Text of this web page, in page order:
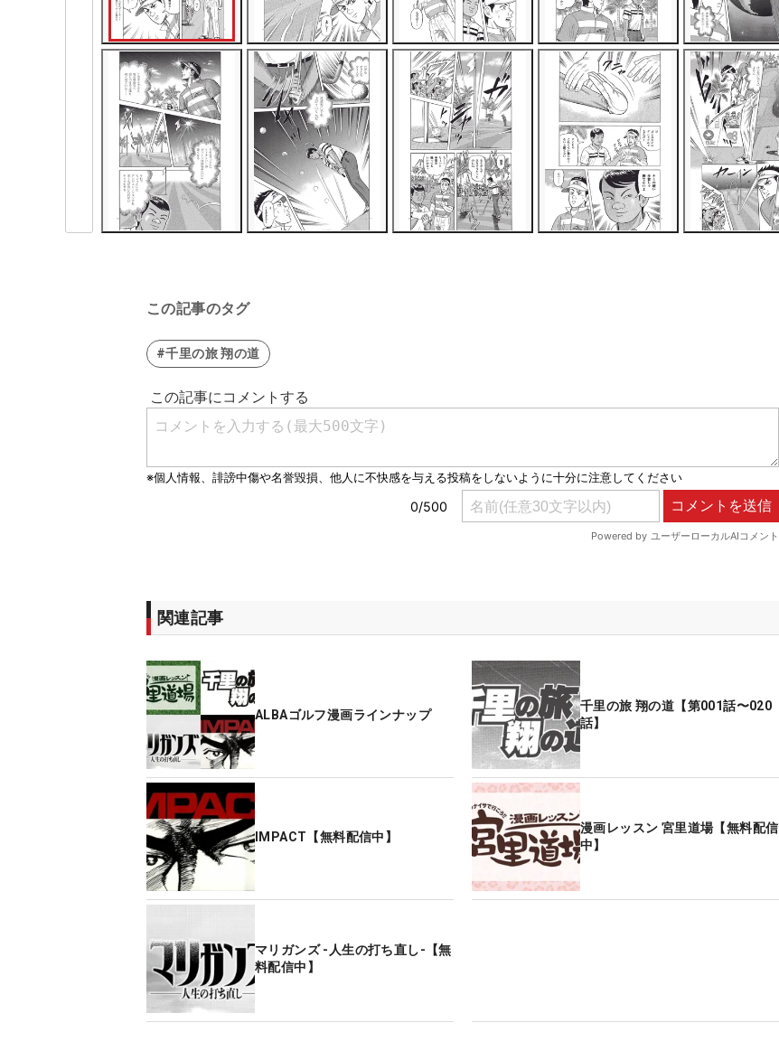
この記事のタグ
#千里の旅 翔の道
関連記事
ALBAゴルフ漫画ラインナップ
千里の旅 翔の道【第001話〜020
話】
IMPACT【無料配信中】
漫画レッスン 宮里道場【無料配信
中】
マリガンズ -人生の打ち直し-【無
料配信中】